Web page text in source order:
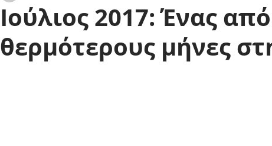
Iούλιος 2017: Ένας
θερμότερους μήνες